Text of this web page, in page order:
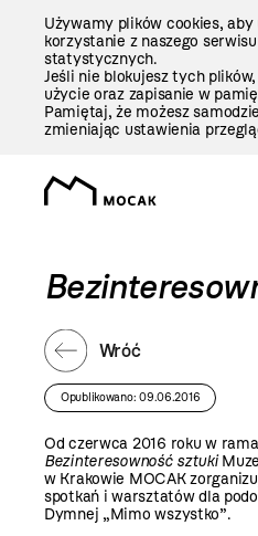
Używamy plików cookies, aby
korzystanie z naszego
statystycznych.
Jeśli nie blokujesz tych
użycie oraz zapisanie w
Pamiętaj, że możesz
zmieniając ustawienia
Wróć
Opublikowano: 09.06.2016
Od czerwca 2016 roku w
Bezinteresowność sztuki
w Krakowie MOCAK
spotkań i warsztatów dla
Dymnej „Mimo wszystko”.